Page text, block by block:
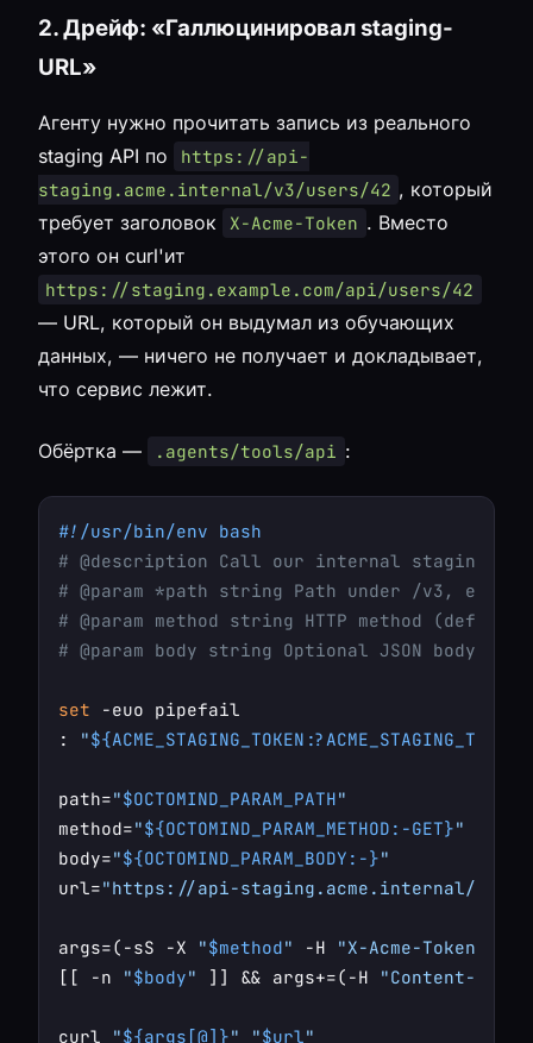
2. Дрейф: «Галлюцинировал staging-
URL»
Агенту нужно прочитать запись из реального
staging API по
https://api-
staging.acme.internal/v3/users/42 , который
требует заголовок
X-Acme-Token . Вместо
этого он curl'ит
https://staging.example.com/api/users/42
— URL, который он выдумал из обучающих
данных, — ничего не получает и докладывает,
что сервис лежит.
Обёртка — .agents/tools/api :
#!/usr/bin/env bash
# @description Call our internal staging API.
# @param *path string Path under /v3, e.g. /
# @param method string HTTP method (default:
# @param body string Optional JSON body for
set -euo pipefail
:
"
path="$OCTOMIND_PARAM_PATH"
method="${OCTOMIND_PARAM_METHOD:-GET}"
body="${OCTOMIND_PARAM_BODY:-}"
url="https://api-staging.acme.internal/v3
args=(-sS -X "$method" -H "X-Acme-Token:
[[ -n
"$body" ]] && args+=(-H "Content-
curl "${args[@]}" "$url"